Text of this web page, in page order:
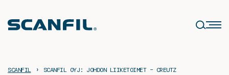
sisältöön
SCANFIL › SCANFIL OYJ: JOHDON LIIKETOIMET – CREUTZ